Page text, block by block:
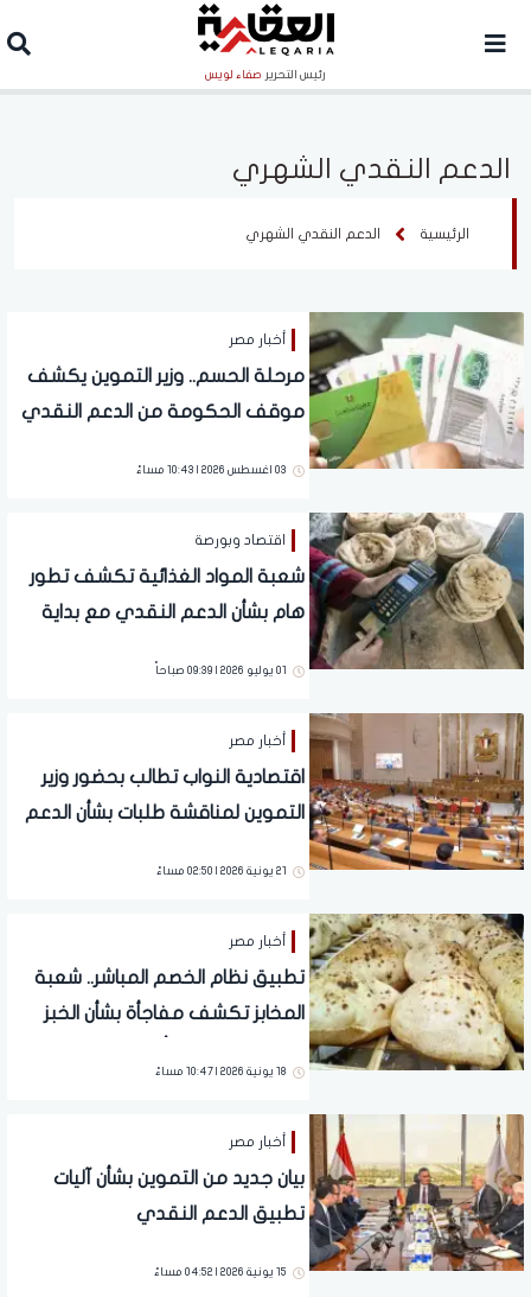
رئيس التحرير صفاء لويس
الدعم النقدي الشهري
الرئيسية الدعم النقدي الشهري
أخبار مصر
مرحلة الحسم.. وزير التموين يكشف
موقف الحكومة من الدعم النقدي
03 اغسطس 2026 | 10:43 مساءً
اقتصاد وبورصة
شعبة المواد الغذائية تكشف تطور
هام بشأن الدعم النقدي مع بداية
01 يوليو 2026 | 09:39 صباحاً
أخبار مصر
اقتصادية النواب تطالب بحضور وزير
التموين لمناقشة طلبات بشأن الدعم
21 يونية 2026 | 02:50 مساءً
أخبار مصر
تطبيق نظام الخصم المباشر.. شعبة
المخابز تكشف مفاجأة بشأن الخبز
18 يونية 2026 | 10:47 مساءً
أخبار مصر
بيان جديد من التموين بشأن آليات
تطبيق الدعم النقدي
15 يونية 2026 | 04:52 مساءً